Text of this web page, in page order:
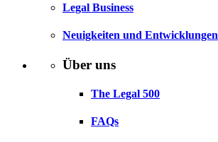
Legal Business
Neuigkeiten und Entwicklungen
Über uns
The Legal 500
FAQs